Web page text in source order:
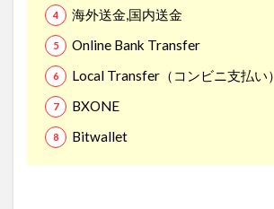
海外送金,国内送金
Online Bank Transfer
Local Transfer（コンビニ支払い）
BXONE
Bitwallet